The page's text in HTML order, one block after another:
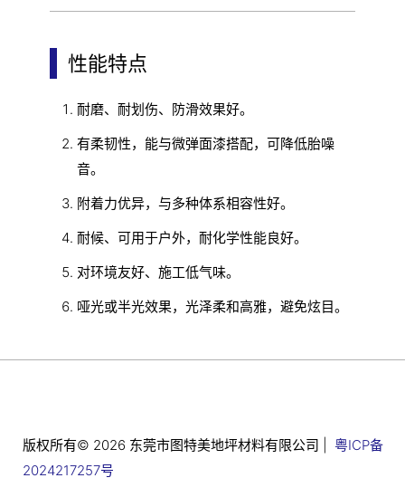
性能特点
耐磨、耐划伤、防滑效果好。
有柔韧性，能与微弹面漆搭配，可降低胎噪
音。
附着力优异，与多种体系相容性好。
耐候、可用于户外，耐化学性能良好。
对环境友好、施工低气味。
哑光或半光效果，光泽柔和高雅，避免炫目。
版权所有© 2026 东莞市图特美地坪材料有限公司 |粤ICP备
2024217257号